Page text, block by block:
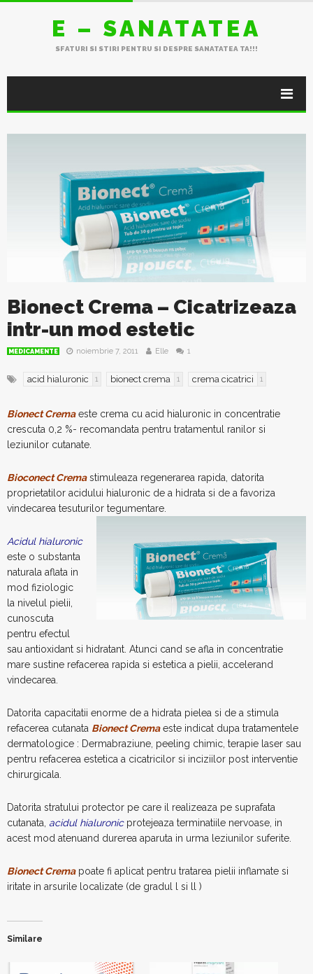
E – SANATATEA
SFATURI SI STIRI PENTRU SI DESPRE SANATATEA TA!!!
Bionect Crema – Cicatrizeaza
intr-un mod estetic
MEDICAMENTE noiembrie 7, 2011 Elle 1
acid hialuronic 1 bionect crema 1 crema cicatrici 1
Bionect Cremaeste crema cu acid hialuronic in concentratie
crescuta 0,2 %- recomandata pentru tratamentul ranilor si
leziunilor cutanate.
Bioconect Cremastimuleaza regenerarea rapida, datorita
proprietatilor acidului hialuronic de a hidrata si de a favoriza
vindecarea tesuturilor tegumentare.
Acidul hialuronic
este o substanta
naturala aflata in
mod fiziologic
la nivelul pielii,
cunoscuta
pentru efectul
sau antioxidant si hidratant. Atunci cand se afla in concentratie
mare sustine refacerea rapida si estetica a pielii, accelerand
vindecarea.
Datorita capacitatii enorme de a hidrata pielea si de a stimula
refacerea cutanata Bionect Cremaeste indicat dupa tratamentele
dermatologice : Dermabraziune, peeling chimic, terapie laser sau
pentru refacerea estetica a cicatricilor si inciziilor post interventie
chirurgicala.
Datorita stratului protector pe care il realizeaza pe suprafata
cutanata, acidul hialuronicprotejeaza terminatiile nervoase, in
acest mod atenuand durerea aparuta in urma leziunilor suferite.
Bionect Cremapoate fi aplicat pentru tratarea pielii inflamate si
iritate in arsurile localizate (de gradul l si ll )
Similare